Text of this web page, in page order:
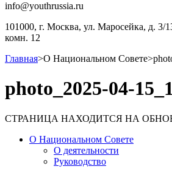
info@youthrussia.ru
101000, г. Москва, ул. Маросейка, д. 3/
комн. 12
Главная>О Национальном Совете>
photo_2025-04-
СТРАНИЦА НАХОДИТСЯ НА
О Национальном Совете
О деятельности
Руководство